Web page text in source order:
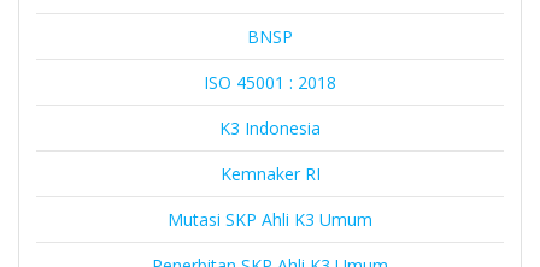
BNSP
ISO 45001 : 2018
K3 Indonesia
Kemnaker RI
Mutasi SKP Ahli K3 Umum